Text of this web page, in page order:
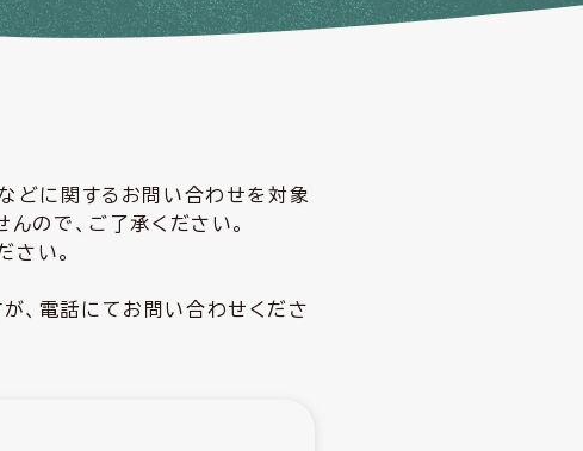
どに関するお問い合わせを対象
ので、ご了承ください。
さい。
、電話にてお問い合わせくださ